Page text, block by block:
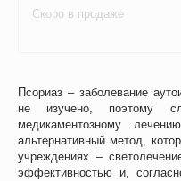
Псориаз – заболевание
не изучено, поэтому
медикаментозному
альтернативный метод,
учреждениях –
эффективностью и,
Скоро в продаже